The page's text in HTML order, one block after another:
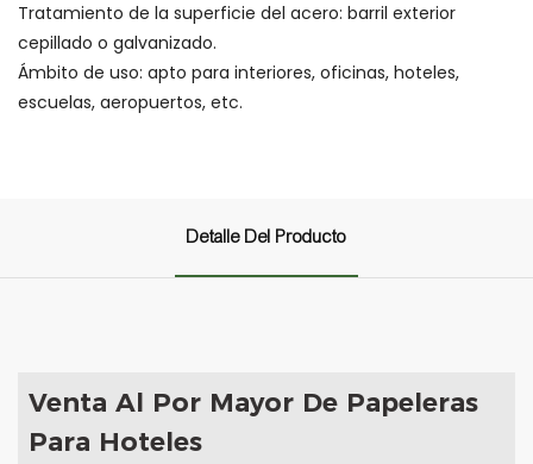
Tratamiento de la superficie del acero: barril exterior
cepillado o galvanizado.
Ámbito de uso: apto para interiores, oficinas, hoteles,
escuelas, aeropuertos, etc.
Detalle Del Producto
Venta Al Por Mayor De Papeleras
Para Hoteles